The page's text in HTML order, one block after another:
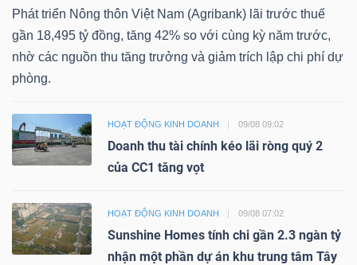
Phát triển Nông thôn Việt Nam (Agribank) lãi trước thuế
gần 18,495 tỷ đồng, tăng 42% so với cùng kỳ năm trước,
nhờ các nguồn thu tăng trưởng và giảm trích lập chi phí dự
phòng.
HOẠT ĐỘNG KINH DOANH 09/08 09:02
Doanh thu tài chính kéo lãi ròng quý 2
của CC1 tăng vọt
HOẠT ĐỘNG KINH DOANH 09/08 07:02
Sunshine Homes tính chi gần 2.3 ngàn tỷ
nhận một phần dự án khu trung tâm Tây